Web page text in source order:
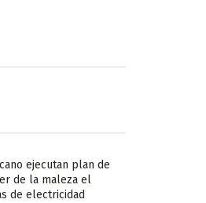
ejecutan plan de
de la maleza el
de electricidad